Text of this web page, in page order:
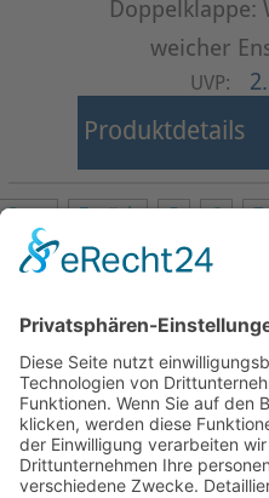
Doppelklappe:
weicher
UVP:
Produktdetails
Start Zurück 5 6 7
Seite